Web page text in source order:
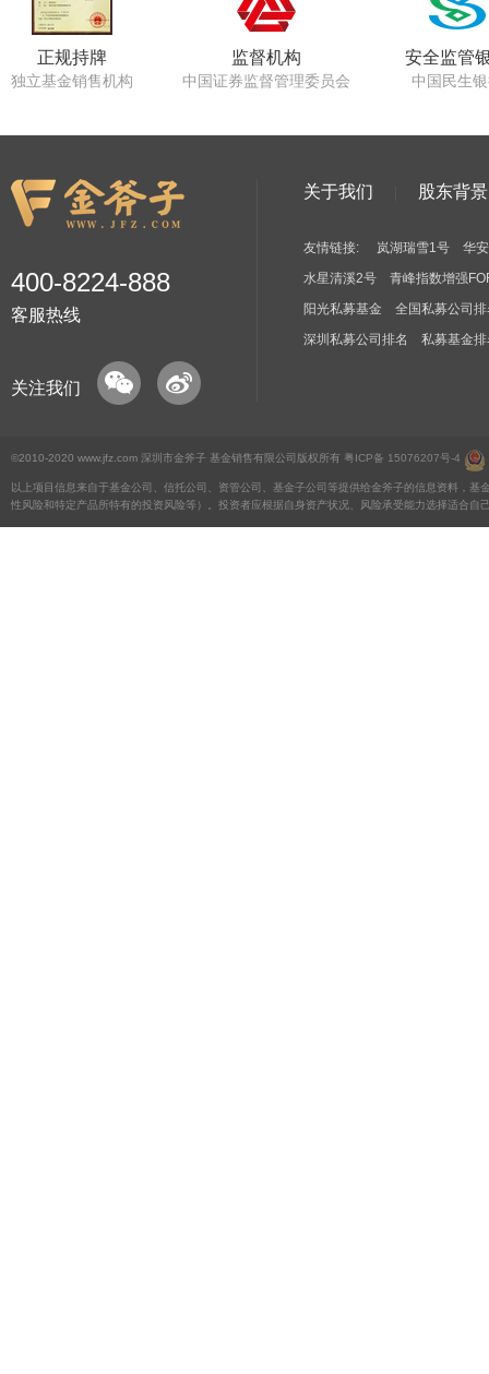
正规持牌
独立基金销售机构
监督机构
中国证券监督管理委员会
安全监管
中国民生
400-8224-888
客服热线
关注我们
关于我们 股东背景
友情链接: 岚湖瑞雪1号
华
水星清溪2号
青峰指数增强
阳光私募基金
全国私募公司
深圳私募公司排名
私募基金
©2010-2020 www.jfz.com 深圳市金斧子 基金销售有限公司版权所有 粤ICP备 15076207号-4
以上项目信息来自于基金公司、信托公司、资管公司、基金子公司等提供给金斧子的信息资料，
性风险和特定产品所特有的投资风险等）。投资者应根据自身资产状况、风险承受能力选择适合